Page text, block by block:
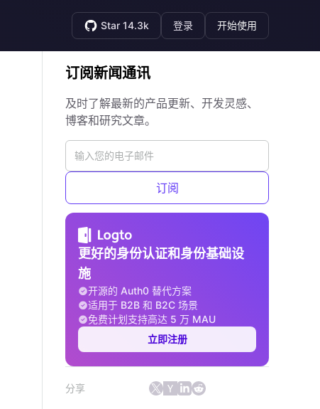
Star 14.3k 登录 开始使用
订阅新闻通讯
及时了解最新的产品更新、开发灵感、
博客和研究文章。
订阅
更好的身份认证和身份基础设
施
开源的 Auth0 替代方案
适用于 B2B 和 B2C 场景
免费计划支持高达 5 万 MAU
立即注册
分享